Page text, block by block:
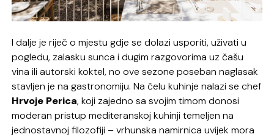
I dalje je riječ o mjestu gdje se dolazi usporiti, uživati u
pogledu, zalasku sunca i dugim razgovorima uz čašu
vina ili autorski koktel, no ove sezone poseban naglasak
stavljen je na gastronomiju. Na čelu kuhinje nalazi se chef
Hrvoje Perica, koji zajedno sa svojim timom donosi
moderan pristup mediteranskoj kuhinji temeljen na
jednostavnoj filozofiji – vrhunska namirnica uvijek mora